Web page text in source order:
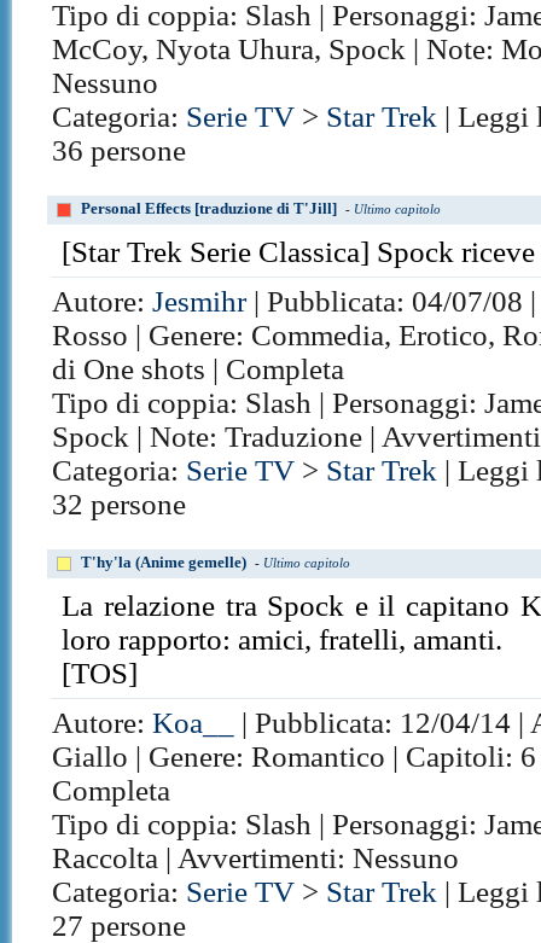
Tipo di coppia: Slash | Personaggi:
McCoy, Nyota Uhura, Spock | Note:
Nessuno
Categoria: Serie TV > Star Trek | Leggi
36 persone
Personal Effects [traduzione di T'Jill] - Ultimo capitolo
[Star Trek Serie Classica] Spock
Autore:Jesmihr| Pubblicata: 04/07/08
Rosso | Genere: Commedia, Erotico,
di One shots | Completa
Tipo di coppia: Slash | Personaggi:
Spock | Note: Traduzione |
Categoria: Serie TV > Star Trek | Leggi
32 persone
T'hy'la (Anime gemelle) - Ultimo capitolo
La relazione tra Spock e il capitano
loro rapporto: amici, fratelli, amanti.
[TOS]
Autore:Koa__
| Pubblicata: 12/04/14 |
Giallo | Genere: Romantico | Capitoli:
Completa
Tipo di coppia: Slash | Personaggi:
Raccolta | Avvertimenti: Nessuno
Categoria: Serie TV > Star Trek | Leggi
27 persone